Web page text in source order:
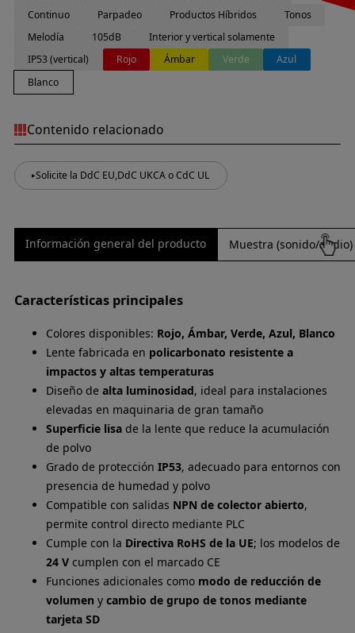
Continuo
Parpadeo Productos Híbridos
Tonos
Melodía
105dB
Interior y vertical solamente
IP53 (vertical)
Rojo Ámbar Verde
Azul
Blanco
Contenido relacionado
Solicite la DdC EU,DdC UKCA o CdC UL
Información general del producto Muestra (sonido/audio)
Características principales
Colores disponibles: Rojo, Ámbar, Verde, Azul, Blanco
Lente fabricada en policarbonato resistente a
impactos y altas temperaturas
Diseño de alta luminosidad, ideal para instalaciones
elevadas en maquinaria de gran tamaño
Superficie lisade la lente que reduce la acumulación
de polvo
Grado de protección IP53, adecuado para entornos con
presencia de humedad y polvo
Compatible con salidas NPN de colector abierto,
permite control directo mediante PLC
Cumple con la Directiva RoHS de la UE; los modelos de
24 Vcumplen con el marcado CE
Funciones adicionales como modo de reducción de
volumen y cambio de grupo de tonos mediante
tarjeta SD